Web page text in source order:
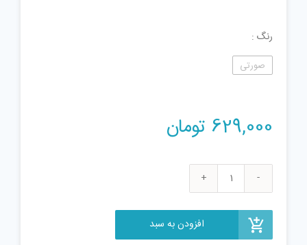
رنگ
صورتی
629,000 تومان
قلم
افزودن به سبد